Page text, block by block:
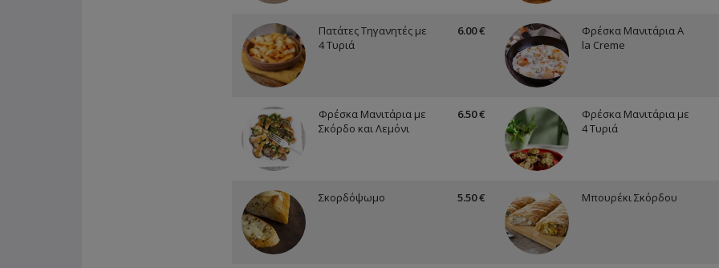
Πατάτες Τηγανητές με
4 Τυριά
6.00 €
Φρέσκα Μανιτάρια A
la Creme
Φρέσκα Μανιτάρια με
Σκόρδο και Λεμόνι
6.50 €
Φρέσκα Μανιτάρια με
4 Τυριά
Σκορδόψωμο 5.50 € Μπουρέκι Σκόρδου